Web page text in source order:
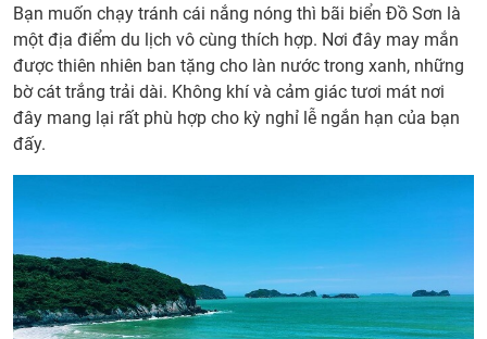
Bạn muốn chạy tránh cái nắng nóng thì bãi biển Đồ Sơn là
một địa điểm du lịch vô cùng thích hợp. Nơi đây may mắn
được thiên nhiên ban tặng cho làn nước trong xanh, những
bờ cát trắng trải dài. Không khí và cảm giác tươi mát nơi
đây mang lại rất phù hợp cho kỳ nghỉ lễ ngắn hạn của bạn
đấy.